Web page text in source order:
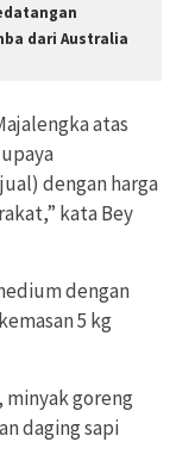
dari Australia
atas
dengan harga
kata Bey
dengan
5 kg
minyak goreng
daging sapi